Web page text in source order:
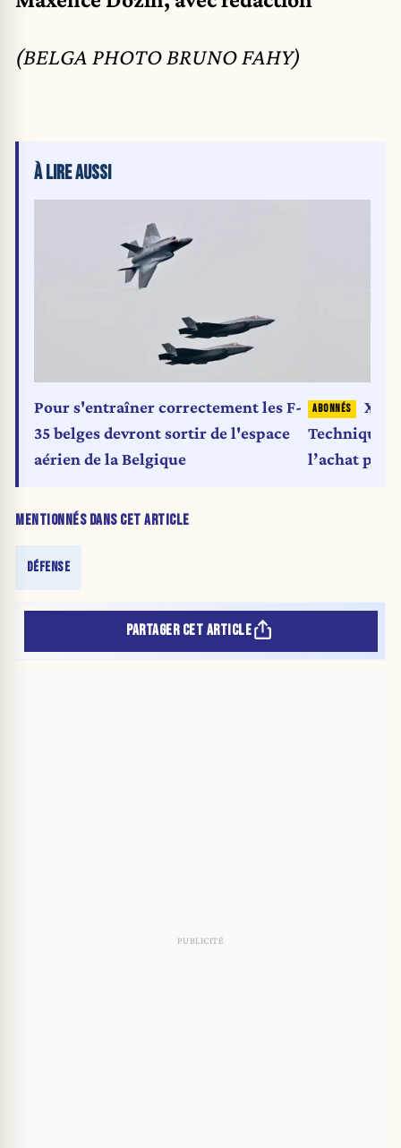
(BELGA PHOTO BRUNO FAHY)
MENTIONNÉS DANS CET ARTICLE
DÉFENSE
À LIRE AUSSI
Pour s'entraîner correctement les F-
35 belges devront sortir de l'espace
aérien de la Belgique
l’achat par
PARTAGER CET ARTICLE